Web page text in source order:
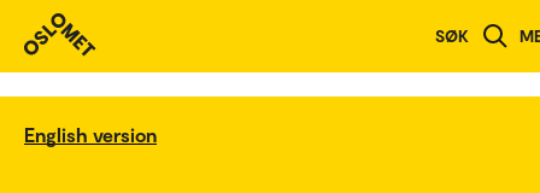
SØK
English version